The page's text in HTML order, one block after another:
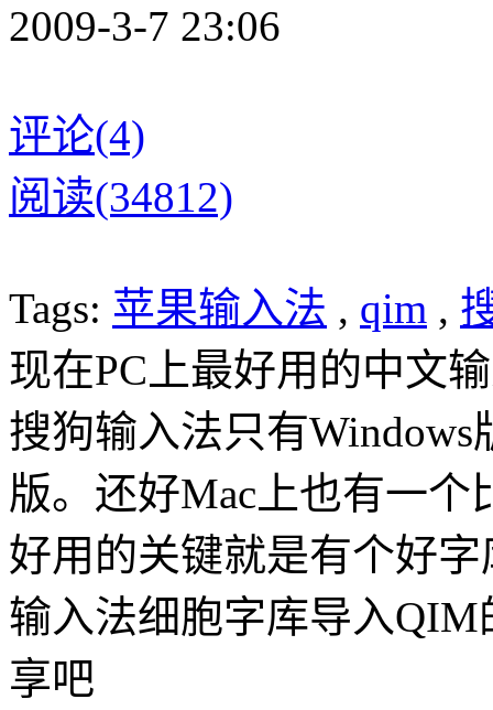
2009-3-7 23:06
评论(4)
阅读(34812)
Tags: 苹果输入法 , qim ,
现在PC上最好用的中文
搜狗输入法只有
版。还好Mac上也有一
好用的关键就是有个好字
输入法细胞字库导入
享吧